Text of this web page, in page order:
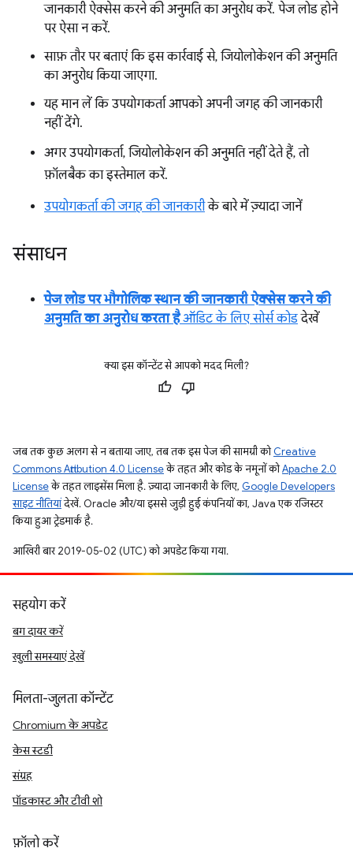
जानकारी ऐक्सेस करने की अनुमति का अनुरोध करें. पेज लोड होने
पर ऐसा न करें.
साफ़ तौर पर बताएं कि इस कार्रवाई से, जियोलोकेशन की अनुमति
का अनुरोध किया जाएगा.
यह मान लें कि उपयोगकर्ता आपको अपनी जगह की जानकारी
नहीं देंगे.
अगर उपयोगकर्ता, जियोलोकेशन की अनुमति नहीं देते हैं, तो
फ़ॉलबैक का इस्तेमाल करें.
उपयोगकर्ता की जगह की जानकारीके बारे में ज़्यादा जानें
संसाधन
पेज लोड पर भौगोलिक स्थान की जानकारी ऐक्सेस करने की
अनुमति का अनुरोध करता हैऑडिट के लिए सोर्स कोडदेखें
क्या इस कॉन्टेंट से आपको मदद मिली?
जब तक कुछ अलग से न बताया जाए, तब तक इस पेज की सामग्री कोCreative
Commons Attribution 4.0 Licenseके तहत और कोड के नमूनों कोApache 2.0
Licenseके तहत लाइसेंस मिला है. ज़्यादा जानकारी के लिए, Google Developers
साइट नीतियांदेखें. Oracle और/या इससे जुड़ी हुई कंपनियों का, Java एक रजिस्टर
किया हुआ ट्रेडमार्क है.
आखिरी बार 2019-05-02 (UTC) को अपडेट किया गया.
सहयोग करें
बग दायर करें
खुली समस्याएं देखें
मिलता-जुलता कॉन्टेंट
Chromium के अपडेट
केस स्टडी
संग्रह
पॉडकास्ट और टीवी शो
फ़ॉलो करें